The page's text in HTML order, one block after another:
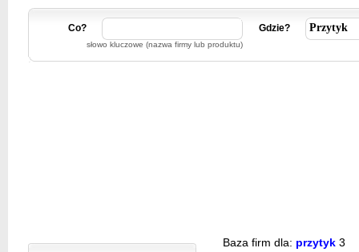
Co?
słowo kluczowe (nazwa firmy lub produktu)
Gdzie?
Baza firm dla: przytyk 3